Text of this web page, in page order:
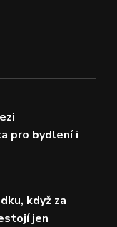
pro bydlení i
když za
jen